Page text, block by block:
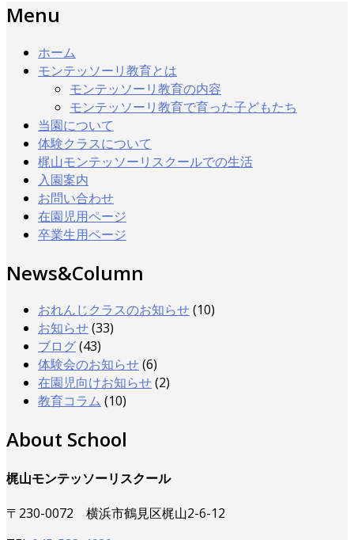
有
Menu
ホーム
モンテッソーリ教育とは
モンテッソーリ教育の内容
モンテッソーリ教育で育った子どもたち
当園について
体験クラスについて
梶山モンテッソーリスクールでの生活
入園案内
お問い合わせ
在園児用ページ
卒業生用ページ
News&Column
おれんじクラスのお知らせ(10)
お知らせ(33)
ブログ(43)
体験会のお知らせ(6)
在園児向けお知らせ(2)
教育コラム (10)
About School
梶山モンテッソーリスクール
〒230-0072 横浜市鶴見区梶山2-6-12